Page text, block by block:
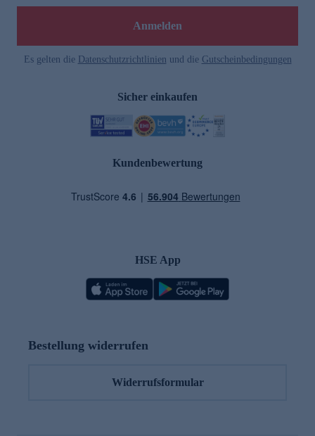
Anmelden
Es gelten die Datenschutzrichtlinien und die Gutscheinbedingungen
Sicher einkaufen
Kundenbewertung
HSE App
Bestellung widerrufen
Widerrufsformular